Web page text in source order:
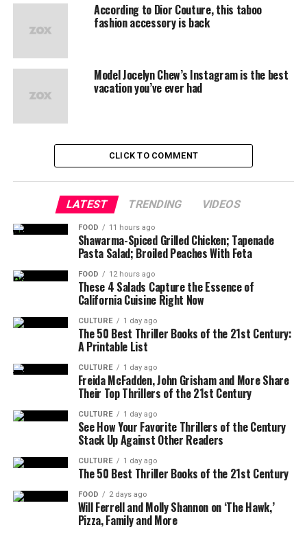
According to Dior Couture, this taboo
fashion accessory is back
Model Jocelyn Chew’s Instagram is the best
vacation you’ve ever had
CLICK TO COMMENT
LATEST TRENDING VIDEOS
FOOD 11 hours ago
Shawarma-Spiced Grilled Chicken; Tapenade
Pasta Salad; Broiled Peaches With Feta
FOOD 12 hours ago
These 4 Salads Capture the Essence of
California Cuisine Right Now
CULTURE 1 day ago
The 50 Best Thriller Books of the 21st Century:
A Printable List
CULTURE 1 day ago
Freida McFadden, John Grisham and More Share
Their Top Thrillers of the 21st Century
CULTURE 1 day ago
See How Your Favorite Thrillers of the Century
Stack Up Against Other Readers
CULTURE 1 day ago
The 50 Best Thriller Books of the 21st Century
FOOD 2 days ago
Will Ferrell and Molly Shannon on ‘The Hawk,’
Pizza, Family and More